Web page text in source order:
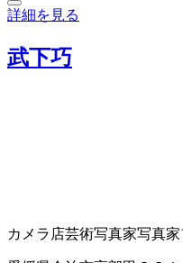
詳細を見る
武下巧
カメラ店芸術写真家写真家